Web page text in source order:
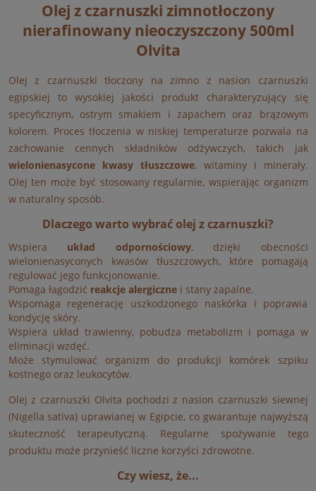
Olej z czarnuszki zimnotłoczony
nierafinowany nieoczyszczony 500ml
Olvita
Olej z czarnuszki tłoczony na zimno z nasion czarnuszki
egipskiej to wysokiej jakości produkt charakteryzujący się
specyficznym, ostrym smakiem i zapachem oraz brązowym
kolorem. Proces tłoczenia w niskiej temperaturze pozwala na
zachowanie cennych składników odżywczych, takich jak
wielonienasycone kwasy tłuszczowe, witaminy i minerały.
Olej ten może być stosowany regularnie, wspierając organizm
w naturalny sposób.
Dlaczego warto wybrać olej z czarnuszki?
Wspiera układ odpornościowy, dzięki obecności
wielonienasyconych kwasów tłuszczowych, które pomagają
regulować jego funkcjonowanie.
Pomaga łagodzić reakcje alergicznei stany zapalne.
Wspomaga regenerację uszkodzonego naskórka i poprawia
kondycję skóry.
Wspiera układ trawienny, pobudza metabolizm i pomaga w
eliminacji wzdęć.
Może stymulować organizm do produkcji komórek szpiku
kostnego oraz leukocytów.
Olej z czarnuszki Olvita pochodzi z nasion czarnuszki siewnej
(Nigella sativa) uprawianej w Egipcie, co gwarantuje najwyższą
skuteczność terapeutyczną. Regularne spożywanie tego
produktu może przynieść liczne korzyści zdrowotne.
Czy wiesz, że...